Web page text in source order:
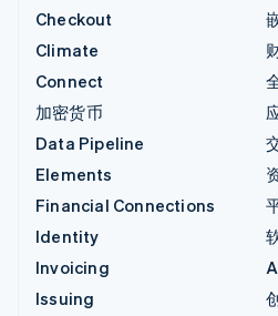
Checkout
Climate
Connect
加密货币
Data Pipeline
Elements
Financial Connections
Identity
Invoicing
Issuing